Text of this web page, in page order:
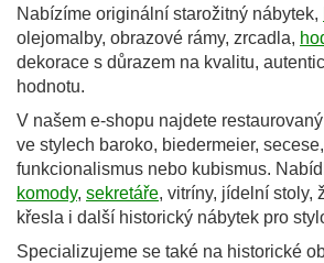
Nabízíme originální starožitný nábytek,
olejomalby, obrazové rámy, zrcadla,
dekorace s důrazem na kvalitu,
hodnotu.
V našem e-shopu najdete
ve stylech baroko, biedermeier,
funkcionalismus nebo kubismus.
komody, sekretáře, vitríny, jídelní stoly,
křesla i další historický nábytek pro
Specializujeme se také na historické